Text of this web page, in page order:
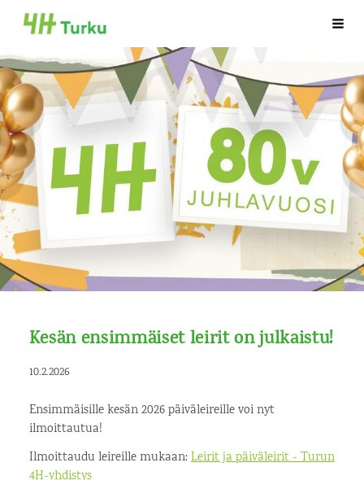
Siirry
sivun
sisältöön
Turun 4H-yhdistys
Kesän ensimmäiset leirit on julkaistu!
10.2.2026
Ensimmäisille kesän 2026 päiväleireille voi nyt
ilmoittautua!
Ilmoittaudu leireille mukaan:Leirit ja päiväleirit - Turun